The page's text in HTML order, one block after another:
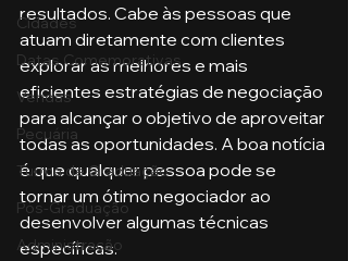
Cidades
Datas Comemorativas
Vendas
Pecuária
Turma de Graduação
Pós-Graduação
Administração
resultados. Cabe às pessoas que
atuam diretamente com clientes
explorar as melhores e mais
eficientes estratégias de negociação
para alcançar o objetivo de aproveitar
todas as oportunidades. A boa notícia
é que qualquer pessoa pode se
tornar um ótimo negociador ao
desenvolver algumas técnicas
específicas.